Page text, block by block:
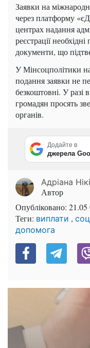
Заявки на
через платформу
центрах надання
реєстрації
документи, що
У Мінсоцполітики
подання заявки не
безкоштовні. У разі
громадян просять
органів.
Додайте в
джерела
Адріана
Автор
Опубліковано: 21.05
Теги: виплати ,
допомога